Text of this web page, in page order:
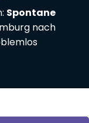
Spontane
nach